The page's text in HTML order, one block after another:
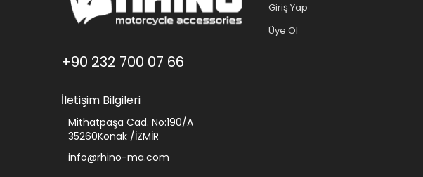
+90 232 700 07 66
İletişim Bilgileri
Mithatpaşa Cad. No:190/A
35260Konak /İZMİR
info@rhino-ma.com
Giriş Yap
Üye Ol